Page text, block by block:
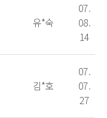
유*숙
07.
08.
14
김*호
07.
07.
27